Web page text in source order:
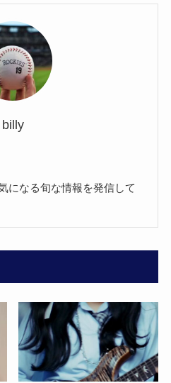
billy
になる旬な情報を発信して